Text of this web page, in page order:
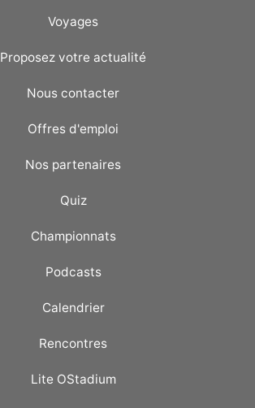
Voyages
Proposez votre actualité
Nous contacter
Offres d'emploi
Nos partenaires
Quiz
Championnats
Podcasts
Calendrier
Rencontres
Lite OStadium